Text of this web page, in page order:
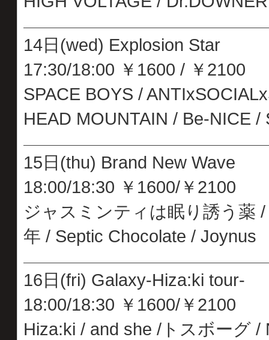
14日(wed) Explosion Star
17:30/18:00 ￥1600 / ￥2100
SPACE BOYS /
HEAD MOUNTAIN / Be-NICE
15日(thu) Brand New Wave
18:00/18:30 ￥1600/￥2100
ジャスミンティは眠り誘う薬
年 / Septic Chocolate / Joynus
16日(fri) Galaxy-Hiza:ki tour-
18:00/18:30 ￥1600/￥2100
Hiza:ki / and she /トスボーグ /